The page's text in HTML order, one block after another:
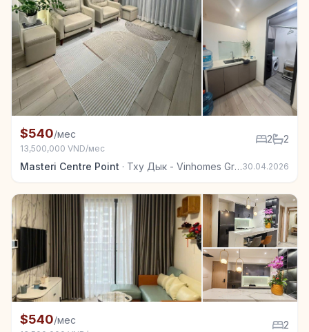
Квартира в аренду в Тху Дык - Vinhomes Grand
$540/мес
13,500,000 VND/мес
2 2
Masteri Centre Point · Тху Дык - Vinhomes Grand Park 30.04.2026
Квартира в аренду в Тху Дык - Vinhomes Grand
$540/мес 2